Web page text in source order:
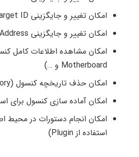
امکان تغییر و جایگزینی Target ID
امکان تغییر و جایگزینی MAC Address
امکان مشاهده اطلاعات کامل
Motherboard و …)
امکان حذف تاریخچه کنسول (History)
امکان آماده سازی کنسول برای
امکان انجام دستورات در محیط
استفاده از Plugin)